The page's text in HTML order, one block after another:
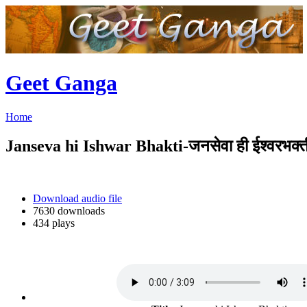
Geet Ganga
Home
Janseva hi Ishwar Bhakti-जनसेवा ही
Download audio file
7630 downloads
434 plays